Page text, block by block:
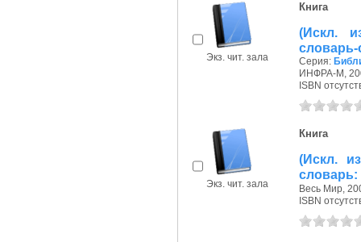
Экз. чит. зала
Книга
(Искл.
словарь-
Серия:
ИНФРА-М,
ISBN
Экз. чит. зала
Книга
(Искл.
словарь:
Весь Мир,
ISBN